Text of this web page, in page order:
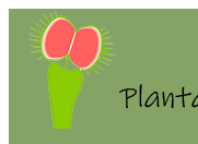
navegación
contenido
ELIGE